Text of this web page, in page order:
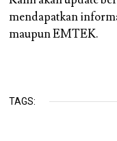
mendapatkan
maupun EMTEK.
TAGS: